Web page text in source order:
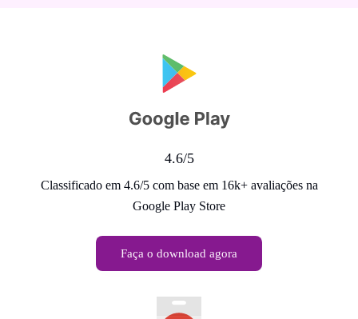
4.6/5
Classificado em 4.6/5 com base em 16k+ avaliações na
Google Play Store
Faça o download agora